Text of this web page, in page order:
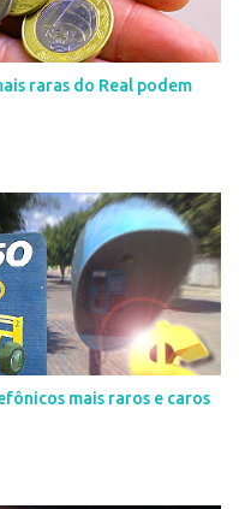
raras do Real podem
mais raros e caros